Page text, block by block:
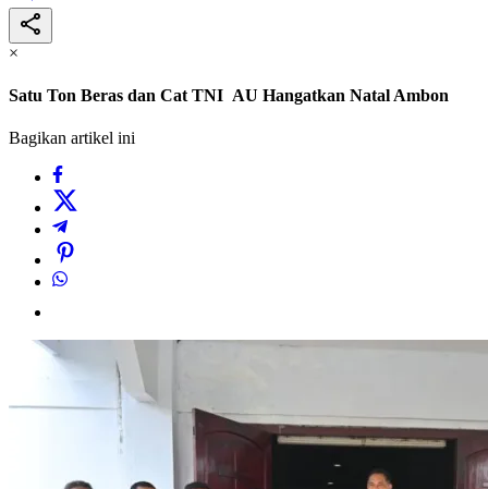
×
Satu Ton Beras dan Cat TNI AU Hangatkan Natal Ambon
Bagikan artikel ini